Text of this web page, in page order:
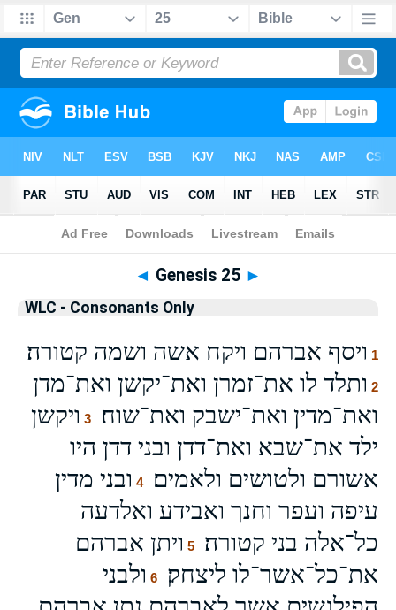
Bible >WLCO > Genesis 25
◄ Genesis 25 ►
WLC - Consonants Only
1 ויסף אברהם ויקח אשה ושמה קטורה׃
2 ותלד לו את־זמרן ואת־יקשן ואת־מדן
ואת־מדין ואת־ישבק ואת־שוח׃
3 ויקשן
ילד את־שבא ואת־דדן ובני דדן היו
אשורם ולטושים ולאמים׃
4 ובני מדין
עיפה ועפר וחנך ואבידע ואלדעה
כל־אלה בני קטורה׃
5 ויתן אברהם
את־כל־אשר־לו ליצחק׃
6 ולבני